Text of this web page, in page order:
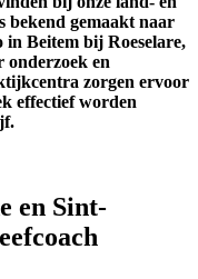
bekend gemaakt naar
Beitem bij Roeselare,
en
zorgen ervoor
effectief worden
en Sint-